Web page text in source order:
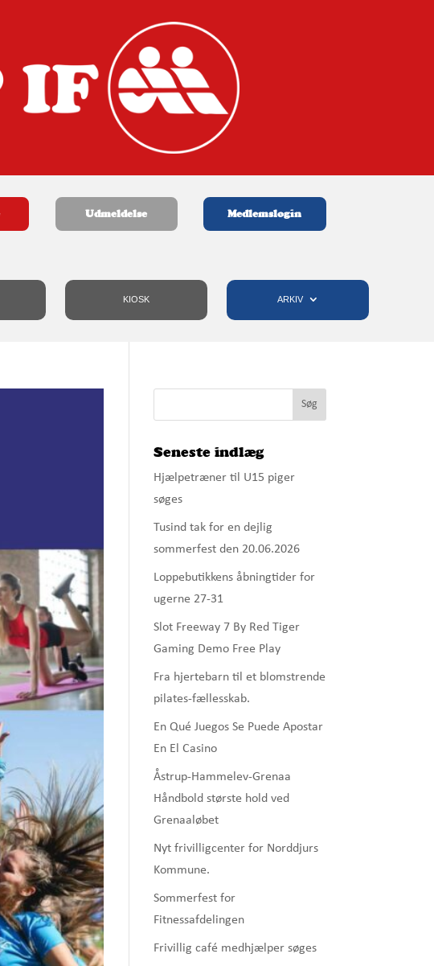
Udmeldelse Medlemslogin
KIOSK ARKIV
Seneste indlæg
Hjælpetræner til U15 piger
søges
Tusind tak for en dejlig
sommerfest den 20.06.2026
Loppebutikkens åbningtider for
ugerne 27-31
Slot Freeway 7 By Red Tiger
Gaming Demo Free Play
Fra hjertebarn til et blomstrende
pilates-fællesskab.
En Qué Juegos Se Puede Apostar
En El Casino
Åstrup-Hammelev-Grenaa
Håndbold største hold ved
Grenaaløbet
Nyt frivilligcenter for Norddjurs
Kommune.
Sommerfest for
Fitnessafdelingen
Frivillig café medhjælper søges